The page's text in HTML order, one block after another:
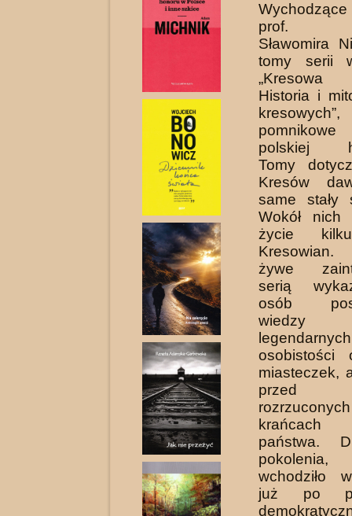
prof.
Sławomira
tomy serii
„Kresowa
Historia i
polskiej
Tomy
Kresów
same stały
Wokół nich
życie
żywe
serią
osób
wiedzy
osobistości
miasteczek,
przed
krańcach
państwa.
wchodziło
już po